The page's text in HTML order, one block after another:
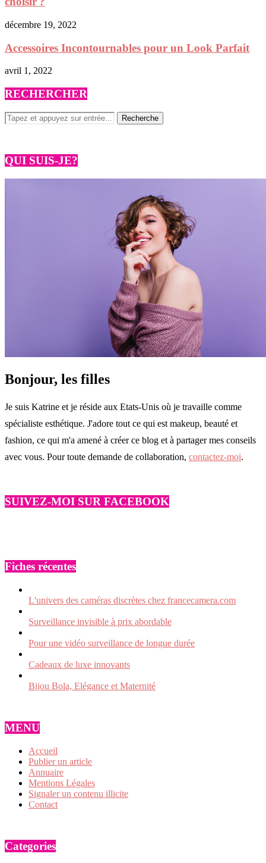
décembre 19, 2022
Accessoires Incontournables pour un Look Parfait
avril 1, 2022
RECHERCHER
QUI SUIS-JE?
Bonjour, les filles
Je suis Katrine et je réside aux Etats-Unis où je travaille comme
spécialiste esthétique. J'adore tout ce qui est makeup, beauté et
fashion, ce qui m'a amené à créer ce blog et à partager mes conseils
avec vous. Pour toute demande de collaboration, contactez-moi.
SUIVEZ-MOI SUR FACEBOOK
Fiches récentes
L'univers des caméras discrètes chez francecamera.com
Surveillance invisible à prix abordable
Pour une vidéo surveillance de longue durée
Cadeaux de luxe innovants
Bijou Bola, Elégance et Maternité
MENU
Accueil
Publier un article
Annuaire
Mentions Légales
Signaler un contenu illicite
Contact
Categories